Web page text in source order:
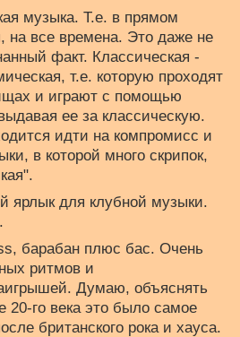
музыка. Т.е. в прямом
на все времена. Это даже не
факт. Классическая -
т.е. которую проходят
и играют с помощью
ее за классическую.
идти на компромисс и
в которой много скрипок,
ярлык для клубной музыки.
барабан плюс бас. Очень
ритмов и
Думаю, объяснять
20-го века это было самое
британского рока и хауса.